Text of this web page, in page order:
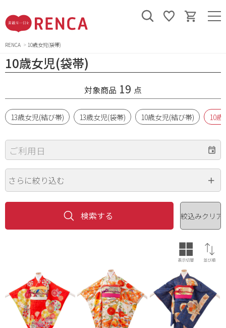
RENCA 10歳女児(袋帯)
10歳女児(袋帯)
対象商品 19 点
13歳女児(結び帯) 13歳女児(袋帯) 10歳女児(結び帯) 10
ご利用日
さらに絞り込む
※複数選択可